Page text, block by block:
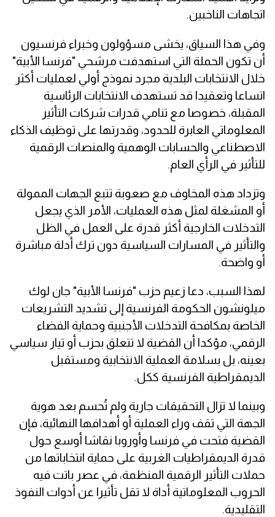
اتجاهات الناخبين.
وفي هذا السياق، يخشى مسؤولون وخبراء فرنسيون
أن تكون الحملة التي استهدفت مرشحي "فرنسا الأبية"
خلال الانتخابات البلدية مجرد نموذج أولي لعمليات أكثر
اتساعا وتعقيدا قد تستهدف الانتخابات الرئاسية
المقبلة، خصوصا مع تنامي قدرات شركات التأثير
المعلوماتي العابرة للحدود، وقدرتها على توظيف الذكاء
الاصطناعي والحسابات الوهمية والمنصات الرقمية
للتأثير في الرأي العام.
وتزداد هذه المخاوف مع صعوبة تتبع الجهات الممولة
أو المشغلة لمثل هذه العمليات، الأمر الذي يجعل
التدخلات الخارجية أكثر قدرة على العمل في الظل
والتأثير في المسارات السياسية دون ترك أدلة مباشرة
أو واضحة.
لهذا السبب، دعا زعيم حزب "فرنسا الأبية" جان لوك
ميلونشون الحكومة الفرنسية إلى تشديد التشريعات
الخاصة بمكافحة التدخلات الأجنبية وحماية الفضاء
الرقمي، مؤكدا أن القضية لا تتعلق بحزب أو تيار سياسي
بعينه، بل بسلامة العملية الانتخابية ومستقبل
الديمقراطية الفرنسية ككل.
وبينما لا تزال التحقيقات جارية ولم تُحسم بعد هوية
الجهة التي تقف وراء العملية أو أهدافها النهائية، فإن
القضية فتحت في فرنسا وأوروبا نقاشا أوسع حول
قدرة الديمقراطيات الغربية على حماية انتخاباتها من
حملات التأثير الرقمية المنظمة، في عصر باتت فيه
الحروب المعلوماتية أداة لا تقل تأثيرا عن أدوات النفوذ
التقليدية.